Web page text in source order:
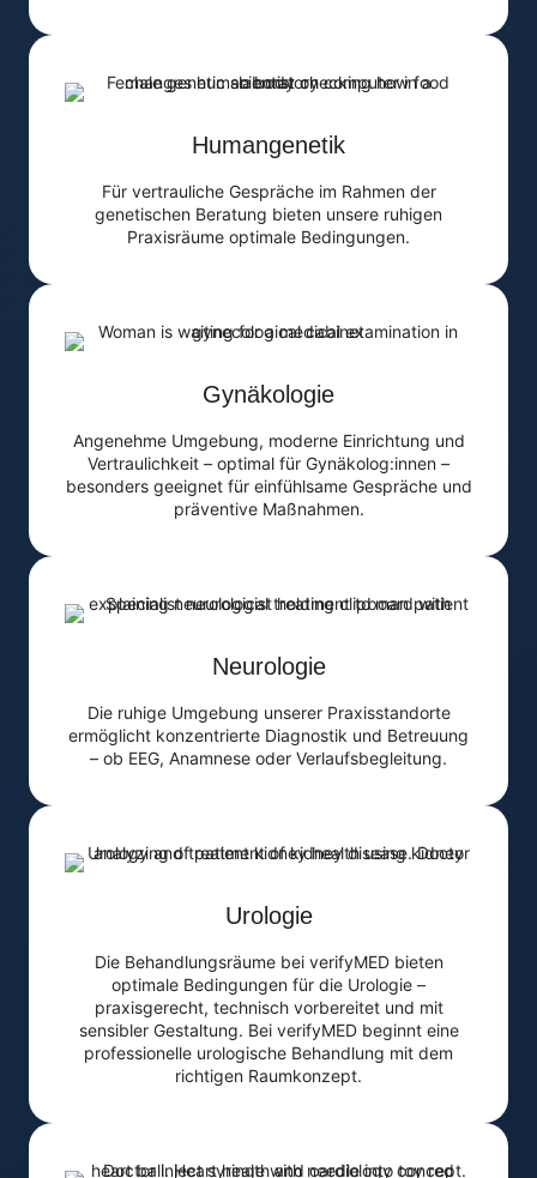
Humangenetik
Für vertrauliche Gespräche im Rahmen der
genetischen Beratung bieten unsere ruhigen
Praxisräume optimale Bedingungen.
Gynäkologie
Angenehme Umgebung, moderne Einrichtung und
Vertraulichkeit – optimal für Gynäkolog:innen –
besonders geeignet für einfühlsame Gespräche und
präventive Maßnahmen.
Neurologie
Die ruhige Umgebung unserer Praxisstandorte
ermöglicht konzentrierte Diagnostik und Betreuung
– ob EEG, Anamnese oder Verlaufsbegleitung.
Urologie
Die Behandlungsräume bei verifyMED bieten
optimale Bedingungen für die Urologie –
praxisgerecht, technisch vorbereitet und mit
sensibler Gestaltung. Bei verifyMED beginnt eine
professionelle urologische Behandlung mit dem
richtigen Raumkonzept.